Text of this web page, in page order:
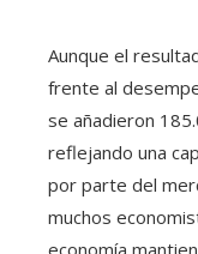
Aunque el
frente al
se añadieron
reflejando una
por parte del
muchos
economía